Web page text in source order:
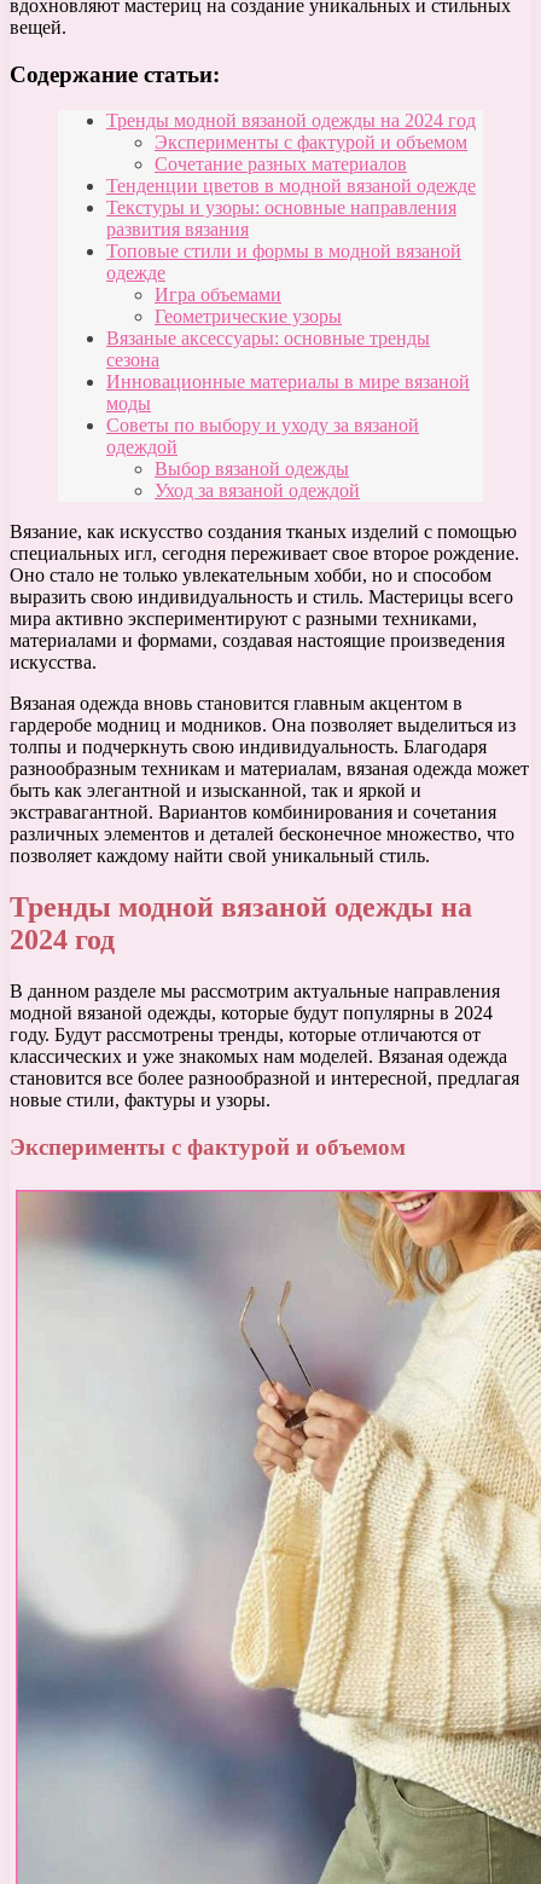
вдохновляют мастериц на создание уникальных и стильных
вещей.
Содержание статьи:
Тренды модной вязаной одежды на 2024 год
Эксперименты с фактурой и объемом
Сочетание разных материалов
Тенденции цветов в модной вязаной одежде
Текстуры и узоры: основные направления
развития вязания
Топовые стили и формы в модной вязаной
одежде
Игра объемами
Геометрические узоры
Вязаные аксессуары: основные тренды
сезона
Инновационные материалы в мире вязаной
моды
Советы по выбору и уходу за вязаной
одеждой
Выбор вязаной одежды
Уход за вязаной одеждой
Вязание, как искусство создания тканых изделий с помощью
специальных игл, сегодня переживает свое второе рождение.
Оно стало не только увлекательным хобби, но и способом
выразить свою индивидуальность и стиль. Мастерицы всего
мира активно экспериментируют с разными техниками,
материалами и формами, создавая настоящие произведения
искусства.
Вязаная одежда вновь становится главным акцентом в
гардеробе модниц и модников. Она позволяет выделиться из
толпы и подчеркнуть свою индивидуальность. Благодаря
разнообразным техникам и материалам, вязаная одежда может
быть как элегантной и изысканной, так и яркой и
экстравагантной. Вариантов комбинирования и сочетания
различных элементов и деталей бесконечное множество, что
позволяет каждому найти свой уникальный стиль.
Тренды модной вязаной одежды на
2024 год
В данном разделе мы рассмотрим актуальные направления
модной вязаной одежды, которые будут популярны в 2024
году. Будут рассмотрены тренды, которые отличаются от
классических и уже знакомых нам моделей. Вязаная одежда
становится все более разнообразной и интересной, предлагая
новые стили, фактуры и узоры.
Эксперименты с фактурой и объемом